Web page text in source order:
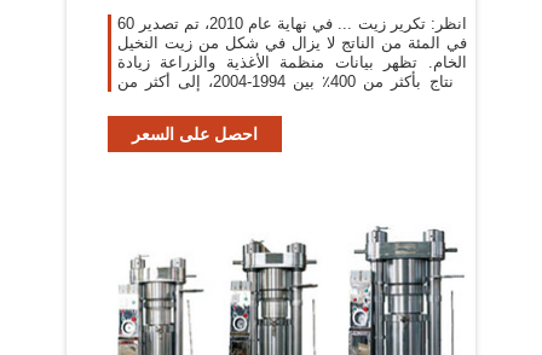
انظر: تكرير زيت ... في نهاية عام 2010، تم تصدير 60
في المئة من الناتج لا يزال في شكل من زيت النخيل
الخام. تظهر بيانات منظمة الأغذية والزراعة زيادة
الإنتاج بأكثر من 400٪ بين 1994-2004، إلى أكثر من
احصل على السعر